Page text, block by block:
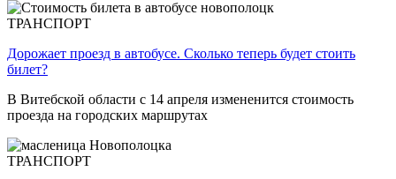
ТРАНСПОРТ
Дорожает проезд в автобусе. Сколько теперь будет стоить
билет?
В Витебской области с 14 апреля измененится стоимость
проезда на городских маршрутах
ТРАНСПОРТ